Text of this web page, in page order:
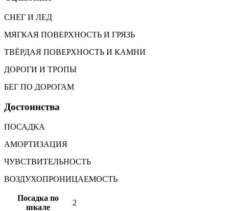
СНЕГ И ЛЕД
МЯГКАЯ ПОВЕРХНОСТЬ И ГРЯЗЬ
ТВЁРДАЯ ПОВЕРХНОСТЬ И КАМНИ
ДОРОГИ И ТРОПЫ
БЕГ ПО ДОРОГАМ
Достоинства
ПОСАДКА
АМОРТИЗАЦИЯ
ЧУВСТВИТЕЛЬНОСТЬ
ВОЗДУХОПРОНИЦАЕМОСТЬ
Посадка по
шкале
2